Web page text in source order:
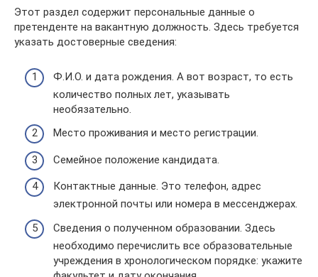
Этот раздел содержит персональные данные о
претенденте на вакантную должность. Здесь требуется
указать достоверные сведения:
Ф.И.О. и дата рождения. А вот возраст, то есть
количество полных лет, указывать
необязательно.
Место проживания и место регистрации.
Семейное положение кандидата.
Контактные данные. Это телефон, адрес
электронной почты или номера в мессенджерах.
Сведения о полученном образовании. Здесь
необходимо перечислить все образовательные
учреждения в хронологическом порядке: укажите